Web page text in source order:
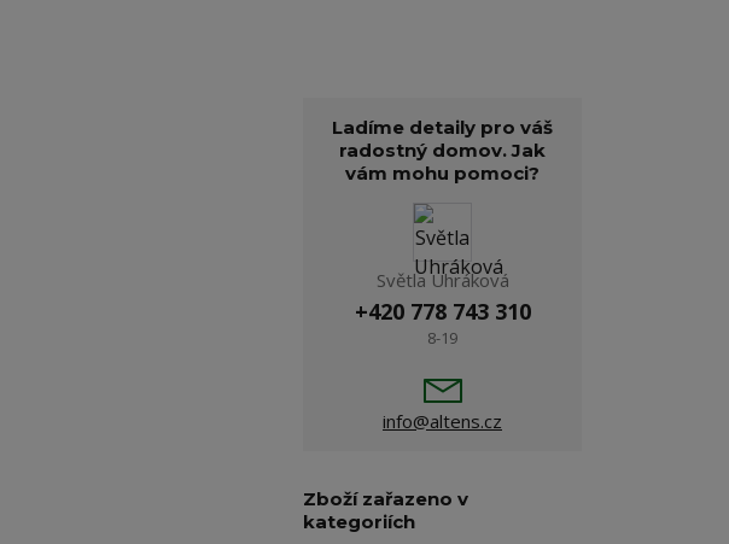
Ladíme detaily pro váš
radostný domov. Jak
vám mohu pomoci?
Světla Uhráková
+420 778 743 310
8-19
info@altens.cz
Zboží zařazeno v
kategoriích